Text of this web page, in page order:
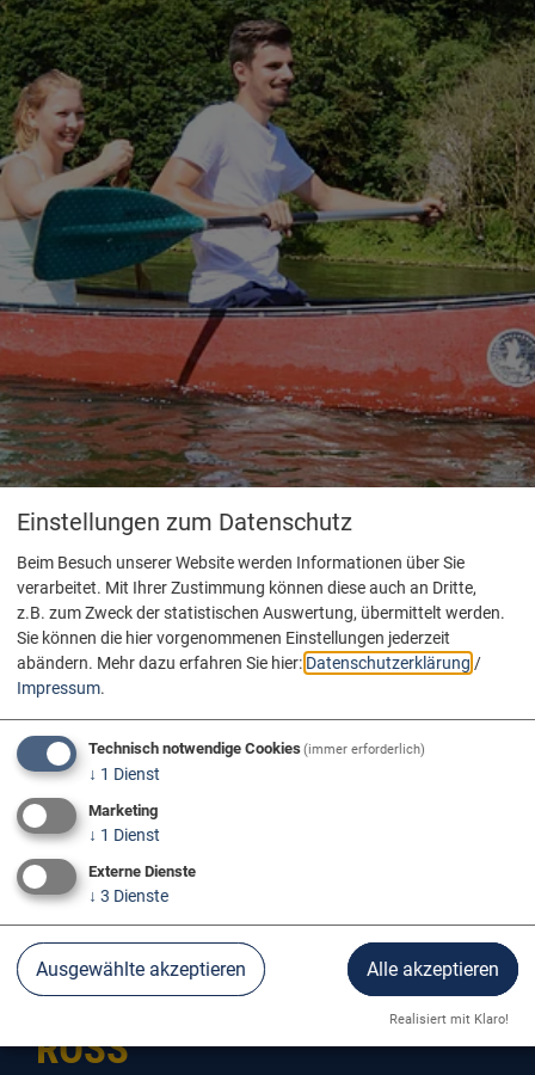
LOBINGER HOTEL WEISSES
ROSS
Einstellungen zum Datenschutz
Beim Besuch unserer Website werden Informationen über Sie
verarbeitet. Mit Ihrer Zustimmung können diese auch an Dritte,
z.B. zum Zweck der statistischen Auswertung, übermittelt werden.
Sie können die hier vorgenommenen Einstellungen jederzeit
abändern. Mehr dazu erfahren Sie hier: Datenschutzerklärung /
Impressum.
Technisch notwendige Cookies(immer erforderlich)
↓ 1 Dienst
Marketing
↓ 1 Dienst
Externe Dienste
↓ 3 Dienste
Ausgewählte akzeptieren Alle akzeptieren
Realisiert mit Klaro!